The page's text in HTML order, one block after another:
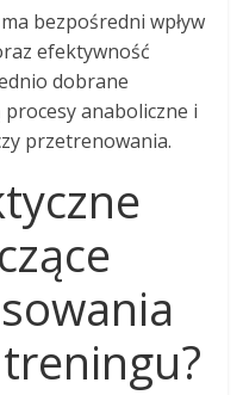
ma bezpośredni wpływ
efektywność
dobrane
procesy anaboliczne i
przetrenowania.